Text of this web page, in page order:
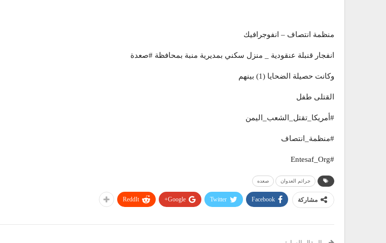
منظمة انتصاف – انفوجرافيك
انفجار قنبلة عنقودية _ منزل سكني بمديرية منبة بمحافظة #صعدة
وكانت حصيلة الضحايا (1) بينهم
القتلى طفل
#أمريكا_تقتل_الشعب_اليمن
#منظمة_انتصاف
#Entesaf_Org
جرائم العدوان صعده
مشاركة Facebook
Twitter
Google+
ReddIt